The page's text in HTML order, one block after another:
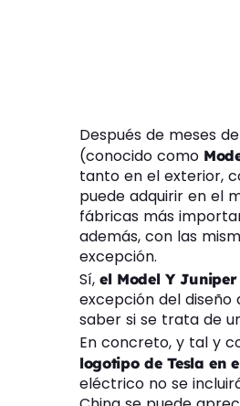
Después de meses
(conocido como
tanto en el exterior,
puede adquirir en el
fábricas más
además, con las
excepción.
Sí, el Model Y
excepción del
saber si se trata de
En concreto, y tal y
logotipo de Tesla en
eléctrico no se